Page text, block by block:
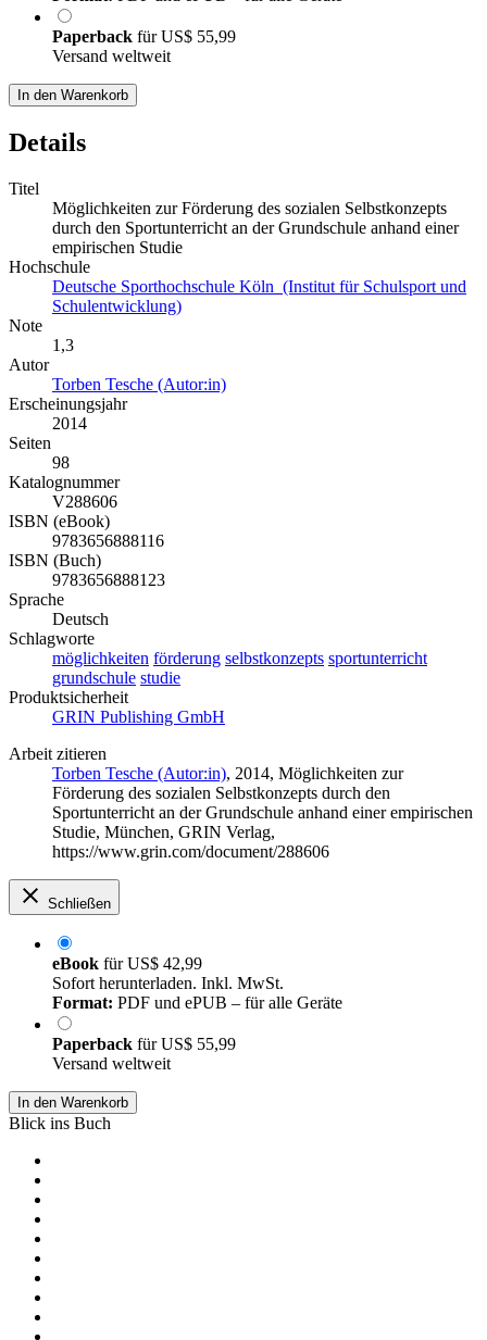
Paperback fürUS$ 55,99
Versand weltweit
In den Warenkorb
Details
Titel
Möglichkeiten zur Förderung des sozialen Selbstkonzepts
durch den Sportunterricht an der Grundschule anhand einer
empirischen Studie
Hochschule
Deutsche Sporthochschule Köln (Institut für Schulsport und
Schulentwicklung)
Note
1,3
Autor
Torben Tesche (Autor:in)
Erscheinungsjahr
2014
Seiten
98
Katalognummer
V288606
ISBN (eBook)
9783656888116
ISBN (Buch)
9783656888123
Sprache
Deutsch
Schlagworte
möglichkeiten förderung selbstkonzepts sportunterricht
grundschule studie
Produktsicherheit
GRIN Publishing GmbH
Arbeit zitieren
Torben Tesche (Autor:in), 2014, Möglichkeiten zur
Förderung des sozialen Selbstkonzepts durch den
Sportunterricht an der Grundschule anhand einer empirischen
Studie, München, GRIN Verlag,
https://www.grin.com/document/288606
Schließen
eBook fürUS$ 42,99
Sofort herunterladen. Inkl. MwSt.
Format: PDF und ePUB – für alle Geräte
Paperback fürUS$ 55,99
Versand weltweit
In den Warenkorb
Blick ins Buch